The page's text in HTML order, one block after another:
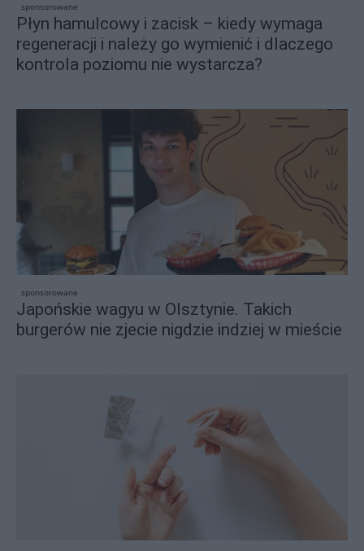
sponsorowane
Płyn hamulcowy i zacisk – kiedy wymaga
regeneracji i należy go wymienić i dlaczego
kontrola poziomu nie wystarcza?
sponsorowane
Japońskie wagyu w Olsztynie. Takich
burgerów nie zjecie nigdzie indziej w mieście